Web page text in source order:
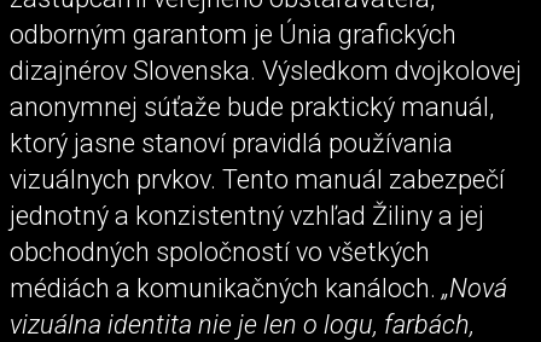
odborným garantom je Únia grafických
dizajnérov Slovenska. Výsledkom dvojkolovej
anonymnej súťaže bude praktický manuál,
ktorý jasne stanoví pravidlá používania
vizuálnych prvkov. Tento manuál zabezpečí
jednotný a konzistentný vzhľad Žiliny a jej
obchodných spoločností vo všetkých
médiách a komunikačných kanáloch. „Nová
vizuálna identita nie je len o logu, farbách,